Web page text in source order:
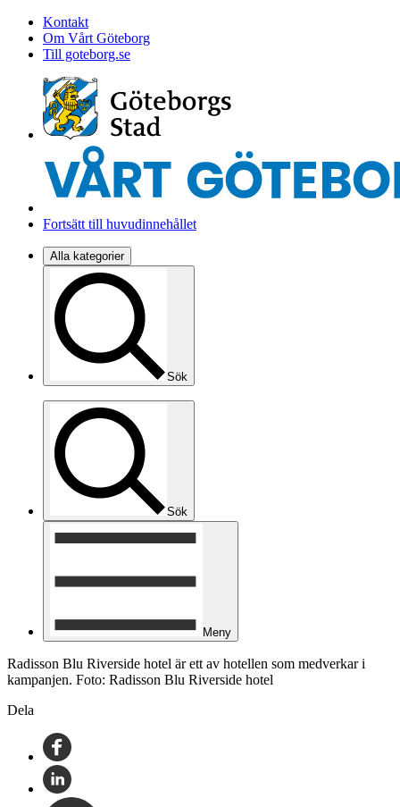
Kontakt
Om Vårt Göteborg
Till goteborg.se
Fortsätt till huvudinnehållet
Alla kategorier
Sök
Sök
Meny
Radisson Blu Riverside hotel är ett av hotellen som medverkar i
kampanjen. Foto: Radisson Blu Riverside hotel
Dela